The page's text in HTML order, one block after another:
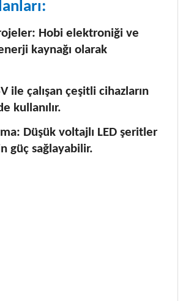
Hobi elektroniği ve
kaynağı olarak
ile çalışan çeşitli cihazların
kullanılır.
Düşük voltajlı LED şeritler
güç sağlayabilir.